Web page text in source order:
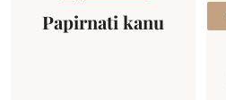
Papirnati kanu